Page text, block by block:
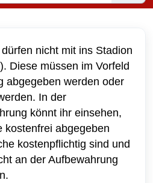
nicht mit ins Stadion
Diese müssen im Vorfeld
abgegeben werden oder
In der
könnt ihr einsehen,
kostenfrei abgegeben
kostenpflichtig sind und
an der Aufbewahrung